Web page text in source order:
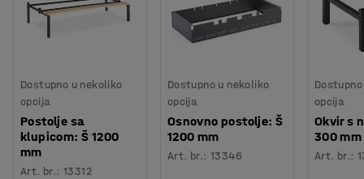
Dostupno u nekoliko
opcija
Postolje sa
klupicom: Š 1200
mm
Art. br.:13312
Dostupno u nekoliko
opcija
Osnovno postolje: Š
1200 mm
Art. br.: 13346
opcija
Okvir s
300 mm
Art. br.: